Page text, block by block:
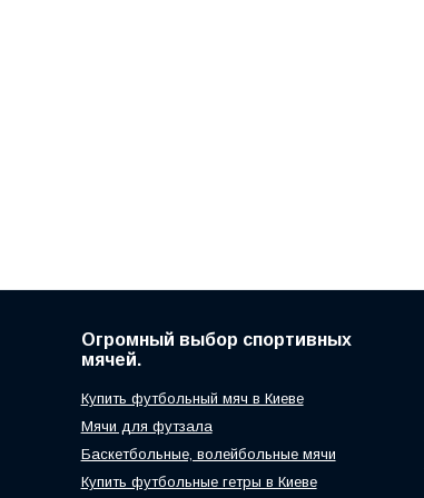
Огромный выбор спортивных
мячей.
Купить футбольный мяч в Киеве
Мячи для футзала
Баскетбольные, волейбольные мячи
Купить футбольные гетры в Киеве